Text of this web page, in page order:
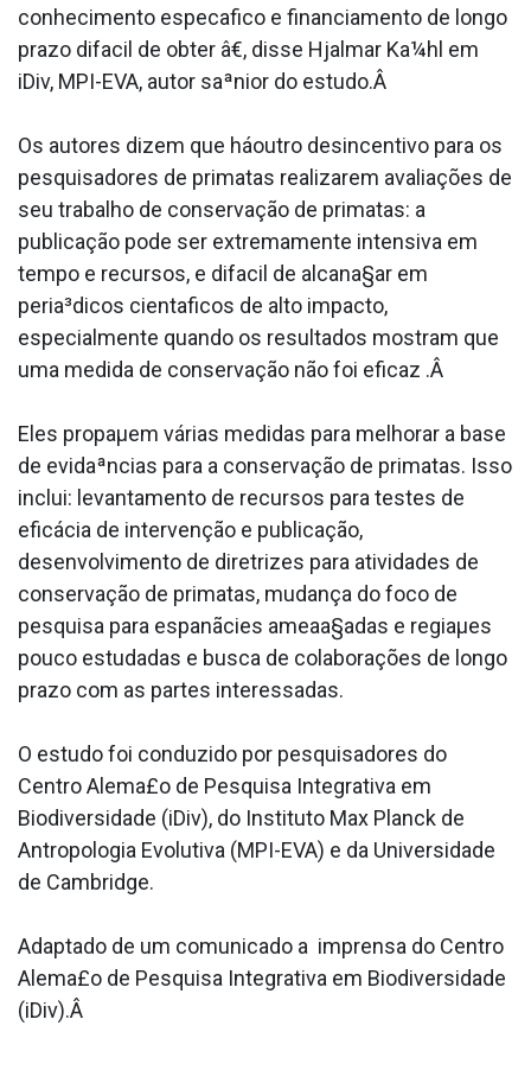
conhecimento especa­fico e financiamento de longo
prazo difa­cil de obter â€, disse Hjalmar Ka¼hl em
iDiv, MPI-EVA, autor saªnior do estudo.Â
Os autores dizem que háoutro desincentivo para os
pesquisadores de primatas realizarem avaliações de
seu trabalho de conservação de primatas: a
publicação pode ser extremamente intensiva em
tempo e recursos, e difa­cil de alcana§ar em
peria³dicos cienta­ficos de alto impacto,
especialmente quando os resultados mostram que
uma medida de conservação não foi eficaz .Â
Eles propaµem várias medidas para melhorar a base
de evidaªncias para a conservação de primatas. Isso
inclui: levantamento de recursos para testes de
eficácia de intervenção e publicação,
desenvolvimento de diretrizes para atividades de
conservação de primatas, mudança do foco de
pesquisa para espanãcies ameaa§adas e regiaµes
pouco estudadas e busca de colaborações de longo
prazo com as partes interessadas.
O estudo foi conduzido por pesquisadores do
Centro Alema£o de Pesquisa Integrativa em
Biodiversidade (iDiv), do Instituto Max Planck de
Antropologia Evolutiva (MPI-EVA) e da Universidade
de Cambridge.
Adaptado de um comunicado a imprensa do Centro
Alema£o de Pesquisa Integrativa em Biodiversidade
(iDiv).Â